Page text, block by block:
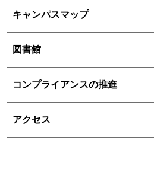
キャンパスマップ
図書館
コンプライアンスの推進
アクセス